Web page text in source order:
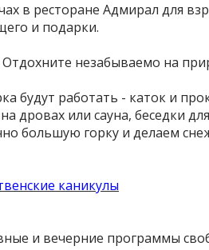
в ресторане Адмирал для
и подарки.
Отдохните незабываемо на
будут работать - каток и
дровах или сауна, беседки
большую горку и делаем
каникулы
и вечерние программы